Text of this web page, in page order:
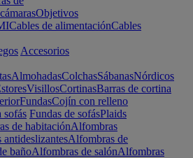
Objetivos
Cables de alimentaciónCables
Accesorios
AlmohadasColchasSábanasNórdicos
VisillosCortinasBarras de cortina
FundasCojín con relleno
sofás Fundas de sofásPlaids
de habitaciónAlfombras
Alfombras de
bañoAlfombras de salónAlfombras